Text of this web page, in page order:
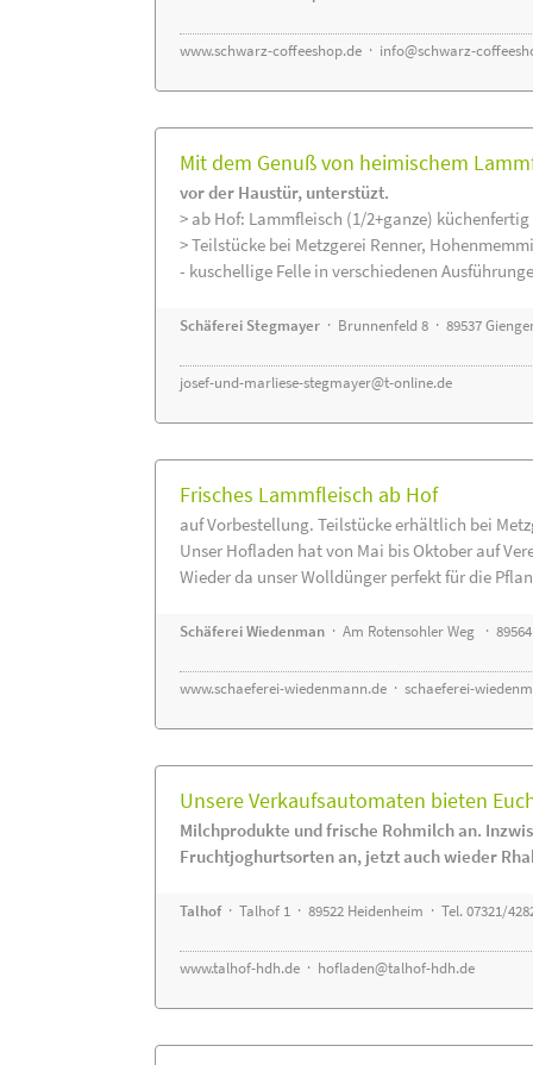
www.schwarz-coffeeshop.de · info@schwarz-
Mit dem Genuß von heimischem
vor der Haustür, unterstüzt.
> ab Hof: Lammfleisch (1/2+ganze)
> Teilstücke bei Metzgerei Renner,
- kuschellige Felle in verschiedenen
Schäferei Stegmayer · Brunnenfeld 8 · 89537
josef-und-marliese-stegmayer@t-online.de
Frisches Lammfleisch ab Hof
auf Vorbestellung. Teilstücke erhältlich bei
Unser Hofladen hat von Mai bis Oktober auf
Wieder da unser Wolldünger perfekt für die
Schäferei Wiedenman · Am Rotensohler Weg ·
www.schaeferei-wiedenmann.de · schaeferei-
Unsere Verkaufsautomaten bieten
Milchprodukte und frische Rohmilch an.
Fruchtjoghurtsorten an, jetzt auch wieder
Talhof· Talhof 1 · 89522 Heidenheim · Tel. 07321/
www.talhof-hdh.de · hofladen@talhof-hdh.de